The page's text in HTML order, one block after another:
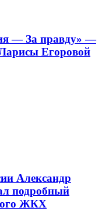
— За правду» —
Егоровой
Александр
подробный
ЖКХ